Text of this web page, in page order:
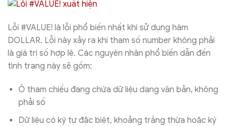
Lỗi #VALUE! là lỗi phổ biến nhất khi sử dụng hàm
DOLLAR. Lỗi này xảy ra khi tham số number không phải
là giá trị số hợp lệ. Các nguyên nhân phổ biến dẫn đến
tình trạng này sẽ gồm:
Ô tham chiếu đang chứa dữ liệu dạng văn bản, không
phải số
Dữ liệu có ký tự đặc biệt, khoảng trắng thừa hoặc ký